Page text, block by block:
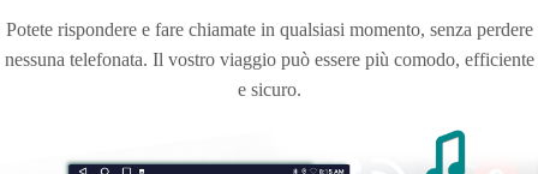
Potete rispondere e fare chiamate in qualsiasi momento, senza perdere
nessuna telefonata. Il vostro viaggio può essere più comodo, efficiente
e sicuro.